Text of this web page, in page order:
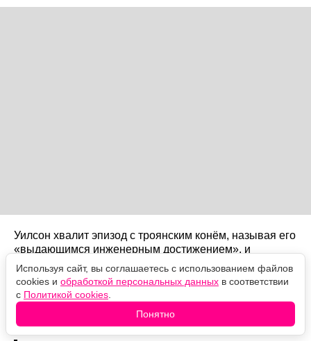
Уилсон хвалит эпизод с троянским конём, называя его
«выдающимся инженерным достижением», и
отмечает Эллиота Пейджа, сыгравшего, по её словам,
«светлую, разрывающую сердце роль». Но главная
претензия осталась прежней: Нолана так
завораживают механика и зрелище, что фильм в итоге
выходит эмоционально холодным.
Используя сайт, вы соглашаетесь с использованием файлов
cookies и обработкой персональных данных в соответствии
с Политикой cookies
Понятно